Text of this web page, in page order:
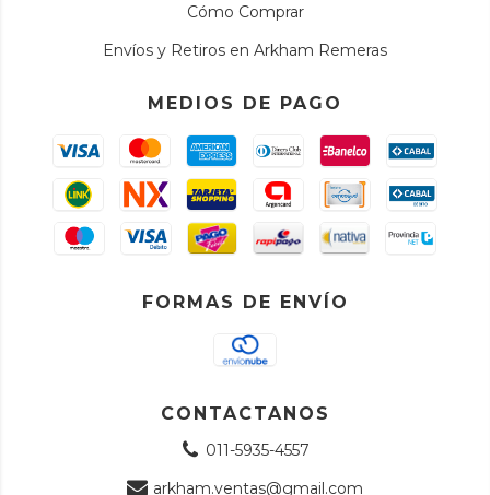
Cómo Comprar
Envíos y Retiros en Arkham Remeras
MEDIOS DE PAGO
FORMAS DE ENVÍO
CONTACTANOS
011-5935-4557
arkham.ventas@gmail.com